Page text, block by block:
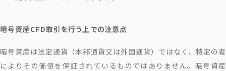
暗号資産CFD取引を行う上での注意点
暗号資産は法定通貨（本邦通貨又は外国通貨）ではなく、特定の者
によりその価値を保証されているものではありません。暗号資産